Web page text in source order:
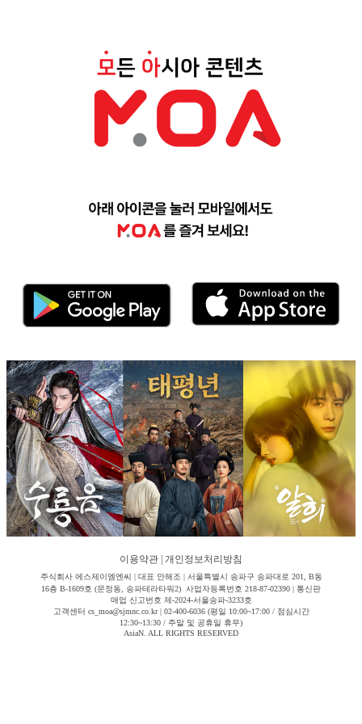
이용약관 개인정보처리방침
주식회사 에스제이엠엔씨 | 대표 안해조 | 서울특별시 송파구 송파대로 201, B동
16층 B-1609호 (문정동, 송파테라타워2) 사업자등록번호 218-87-02390 | 통신판
매업 신고번호 제-2024-서울송파-3233호
고객센터 cs_moa@sjmnc.co.kr | 02-400-6036 (평일 10:00~17:00 / 점심시간
12:30~13:30 / 주말 및 공휴일 휴무)
AsiaN. ALL RIGHTS RESERVED